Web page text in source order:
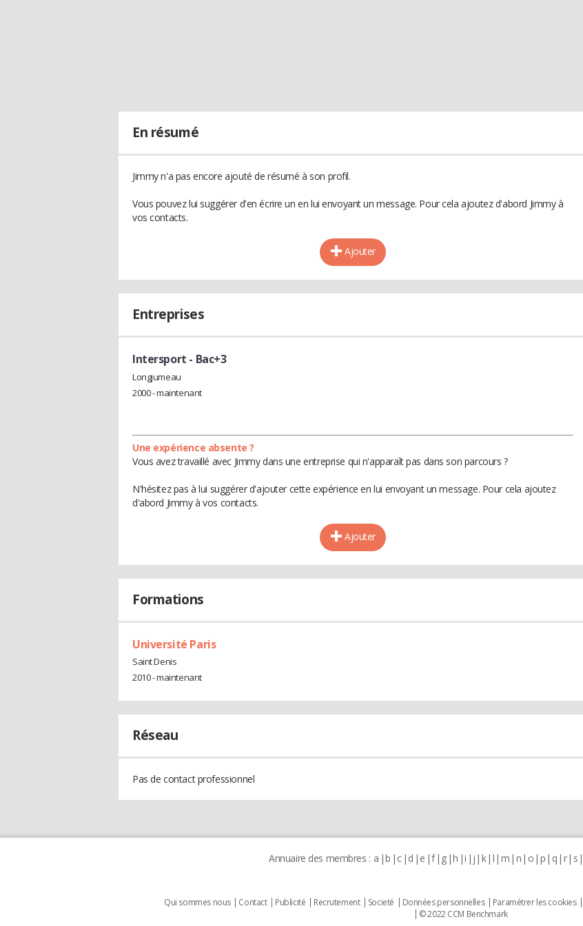
En résumé
Jimmy n'a pas encore ajouté de résumé à son profil.
Vous pouvez lui suggérer d'en écrire un en lui envoyant un message. Pour cela ajoutez d'abord Jimmy à
vos contacts.
Ajouter
Entreprises
Intersport - Bac+3
Longjumeau
2000 - maintenant
Une expérience absente ?
Vous avez travaillé avec Jimmy dans une entreprise qui n'apparaît pas dans son parcours ?
N'hésitez pas à lui suggérer d'ajouter cette expérience en lui envoyant un message. Pour cela ajoutez
d'abord Jimmy à vos contacts.
Ajouter
Formations
Université Paris
Saint Denis
2010 - maintenant
Réseau
Pas de contact professionnel
Annuaire des membres : a b c d e f g h i j k l m n o p q r s
Qui sommes nous Contact Publicité Recrutement Societé Données personnelles Paramétrer les cookies
© 2022 CCM Benchmark